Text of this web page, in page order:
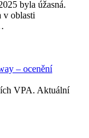
byla úžasná.
v oblasti
– ocenění
VPA. Aktuální